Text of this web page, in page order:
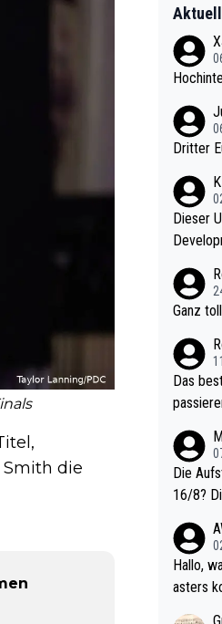
Smith die
Dritter
Dieser
e mal 40+ erst recht. Da
och krasser wie ein Pokalspiel eines
Ganz
Das
Die
16/8? Die Jugendspiele waren letztes Jahr durchaus sehr kur
l. Allerdings ist Mitchell Lawrie als Nummer 1 der Welt eh quali
fiziert.
eisters erstmal
Hallo, warum gibt es keinen Hinweis, dass die Nordic Darts M
asters